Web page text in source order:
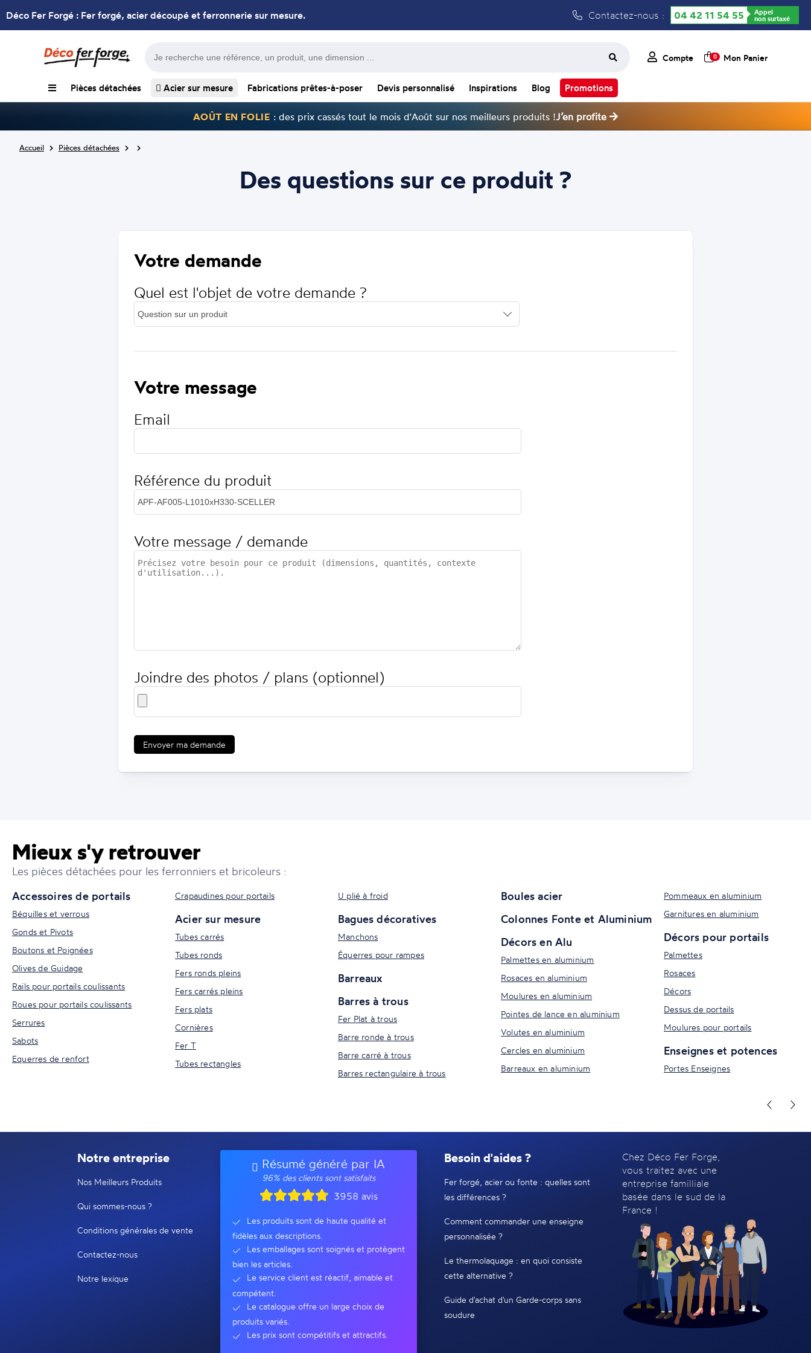
Déco Fer Forgé : Fer forgé, acier découpé et ferronnerie sur mesure. Contactez-nous : 04 42 11 54 55 Appel
non surtaxé
Compte 0 Mon Panier
Pièces détachées Acier sur mesure Fabrications prêtes-à-poser Devis personnalisé Inspirations Blog Promotions
AOÛT EN FOLIE : des prix cassés tout le mois d'Août sur nos meilleurs produits !J’en profite
Accueil Pièces détachées
Des questions sur ce produit ?
Votre demande
Quel est l'objet de votre demande ?
Votre message
Email
Référence du produit
Votre message / demande
Joindre des photos / plans (optionnel)
Envoyer ma demande
Mieux s'y retrouver
Les pièces détachées pour les ferronniers et bricoleurs :
Accessoires de portails
Béquilles et verrous
Gonds et Pivots
Boutons et Poignées
Olives de Guidage
Rails pour portails coulissants
Roues pour portails coulissants
Serrures
Sabots
Equerres de renfort
Crapaudines pour portails
Acier sur mesure
Tubes carrés
Tubes ronds
Fers ronds pleins
Fers carrés pleins
Fers plats
Cornières
Fer T
Tubes rectangles
U plié à froid
Bagues décoratives
Manchons
Équerres pour rampes
Barreaux
Barres à trous
Fer Plat à trous
Barre ronde à trous
Barre carré à trous
Barres rectangulaire à trous
Boules acier
Colonnes Fonte et Aluminium
Décors en Alu
Palmettes en aluminium
Rosaces en aluminium
Moulures en aluminium
Pointes de lance en aluminium
Volutes en aluminium
Cercles en aluminium
Barreaux en aluminium
Pommeaux en aluminium
Garnitures en aluminium
Décors pour portails
Palmettes
Rosaces
Décors
Dessus de portails
Moulures pour portails
Enseignes et potences
Portes Enseignes
Notre entreprise
Nos Meilleurs Produits
Qui sommes-nous ?
Conditions générales de vente
Contactez-nous
Notre lexique
Résumé généré par IA
96% des clients sont satisfaits
3958 avis
Les produits sont de haute qualité et
fidèles aux descriptions.
Les emballages sont soignés et protègent
bien les articles.
Le service client est réactif, aimable et
compétent.
Le catalogue offre un large choix de
produits variés.
Les prix sont compétitifs et attractifs.
Besoin d'aides ?
Fer forgé, acier ou fonte : quelles sont
les différences ?
Comment commander une enseigne
personnalisée ?
Le thermolaquage : en quoi consiste
cette alternative ?
Guide d'achat d'un Garde-corps sans
soudure
Chez Déco Fer Forge,
vous traitez avec une
entreprise familliale
basée dans le sud de la
France !